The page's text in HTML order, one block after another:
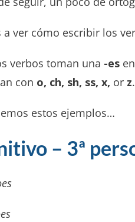
a ver cómo escribir los
verbos toman una -es
con o, ch, sh, ss, x, or z.
estos ejemplos…
– 3ª